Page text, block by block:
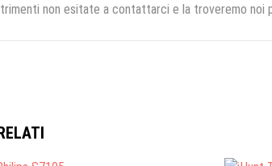
non esitate a contattarci e la troveremo noi